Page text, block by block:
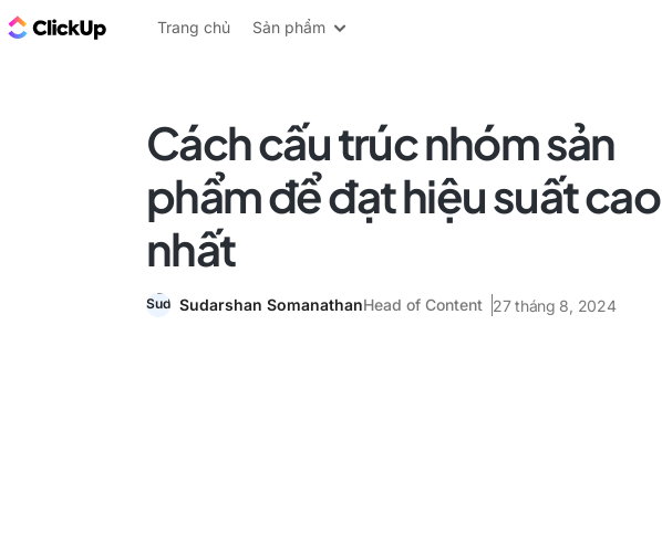
ClickUp Blog
Trang chủ Sản phẩm
Cách cấu trúc nhóm sản
phẩm để đạt hiệu suất cao
nhất
Sudarshan SomanathanHead of Content 27 tháng 8, 2024